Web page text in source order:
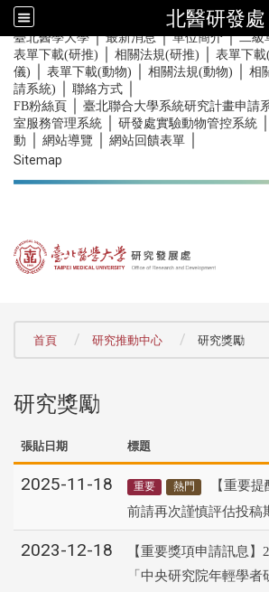
北醫研發處
::: 臺北醫學大學｜最新消息｜單位簡介｜二級
表單下載(研推) 相關法規(研推) 表單下載
儀)
表單下載(動物) 相關法規(動物)
相
請系統)
聯絡方式
FB粉絲頁 臺北聯合大學系統研究計畫申請
室服務管理系統
研發處實驗動物管控系統
動
網站導覽 網站回饋表單
Sitemap
首頁 研究推動中心 研究獎勵
研究獎勵
張貼日期 標題
2025-11-18 重要 熱門
【重要
前請再次謹慎評估投稿
2023-12-18
【重要獎項申請訊息】
「中央研究院年輕學者